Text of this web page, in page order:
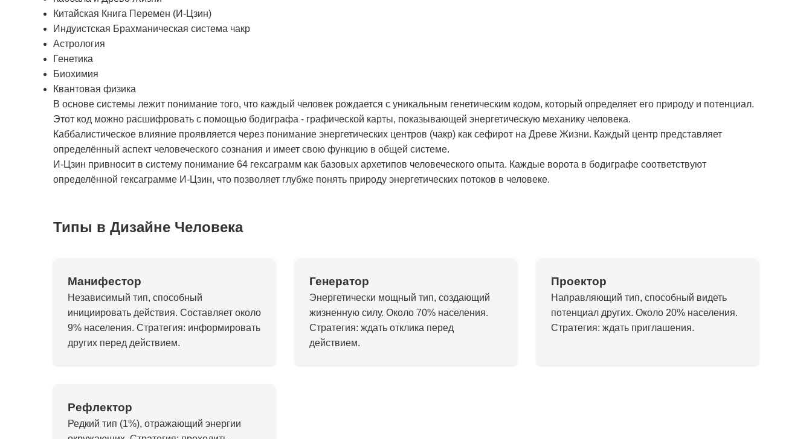
Китайская Книга Перемен (И-Цзин)
Индуистская Брахманическая система чакр
Астрология
Генетика
Биохимия
Квантовая физика
В основе системы лежит понимание того, что каждый человек рождается с уникальным генетическим кодом, который определяет его природу и потенциал.
Этот код можно расшифровать с помощью бодиграфа - графической карты, показывающей энергетическую механику человека.
Каббалистическое влияние проявляется через понимание энергетических центров (чакр) как сефирот на Древе Жизни. Каждый центр представляет
определённый аспект человеческого сознания и имеет свою функцию в общей системе.
И-Цзин привносит в систему понимание 64 гексаграмм как базовых архетипов человеческого опыта. Каждые ворота в бодиграфе соответствуют
определённой гексаграмме И-Цзин, что позволяет глубже понять природу энергетических потоков в человеке.
Типы в Дизайне Человека
Манифестор
Независимый тип, способный
инициировать действия. Составляет около
9% населения. Стратегия: информировать
других перед действием.
Генератор
Энергетически мощный тип, создающий
жизненную силу. Около 70% населения.
Стратегия: ждать отклика перед
действием.
Проектор
Направляющий тип, способный видеть
потенциал других. Около 20% населения.
Стратегия: ждать приглашения.
Рефлектор
Редкий тип (1%), отражающий энергии